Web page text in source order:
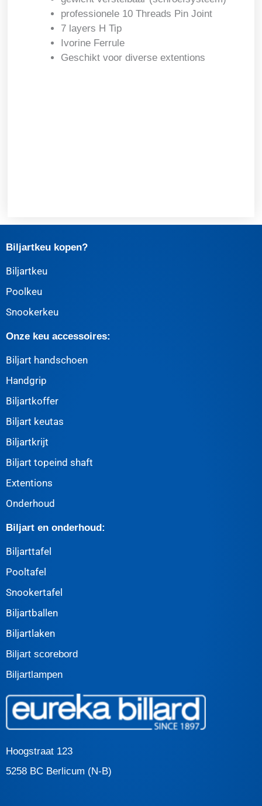
professionele 10 Threads Pin Joint
7 layers H Tip
Ivorine Ferrule
Geschikt voor diverse extentions
Biljartkeu kopen?
Biljartkeu
Poolkeu
Snookerkeu
Onze keu accessoires:
Biljart handschoen
Handgrip
Biljartkoffer
Biljart keutas
Biljartkrijt
Biljart topeind shaft
Extentions
Onderhoud
Biljart en onderhoud:
Biljarttafel
Pooltafel
Snookertafel
Biljartballen
Biljartlaken
Biljart scorebord
Biljartlampen
Hoogstraat 123
5258 BC Berlicum (N-B)